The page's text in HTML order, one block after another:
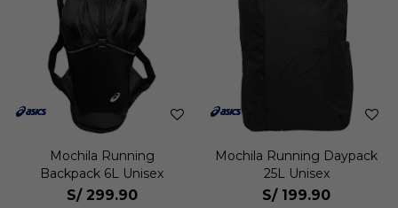
Mochila Running
Backpack 6L Unisex
S/ 299.90
Mochila Running Daypack
25L Unisex
S/ 199.90